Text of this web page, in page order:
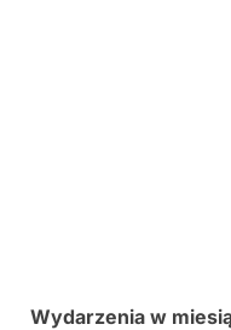
Wydarzenia w